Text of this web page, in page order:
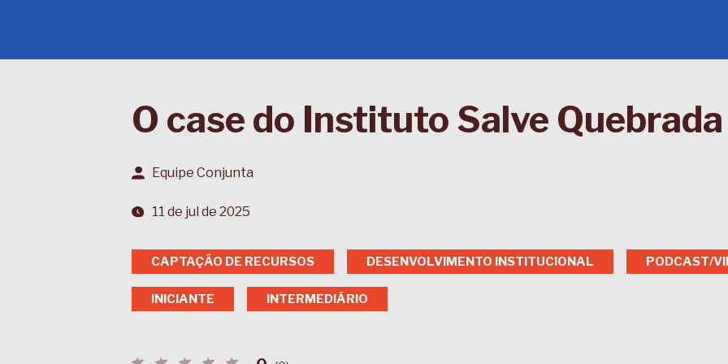
O case do Instituto Salve Quebrada
Equipe Conjunta
11 de jul de 2025
CAPTAÇÃO DE RECURSOS DESENVOLVIMENTO INSTITUCIONAL PODCAST/
INICIANTE INTERMEDIÁRIO